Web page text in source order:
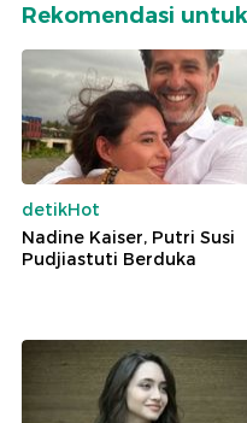
Rekomendasi
detikHot
Nadine Kaiser, Putri Susi
Pudjiastuti Berduka